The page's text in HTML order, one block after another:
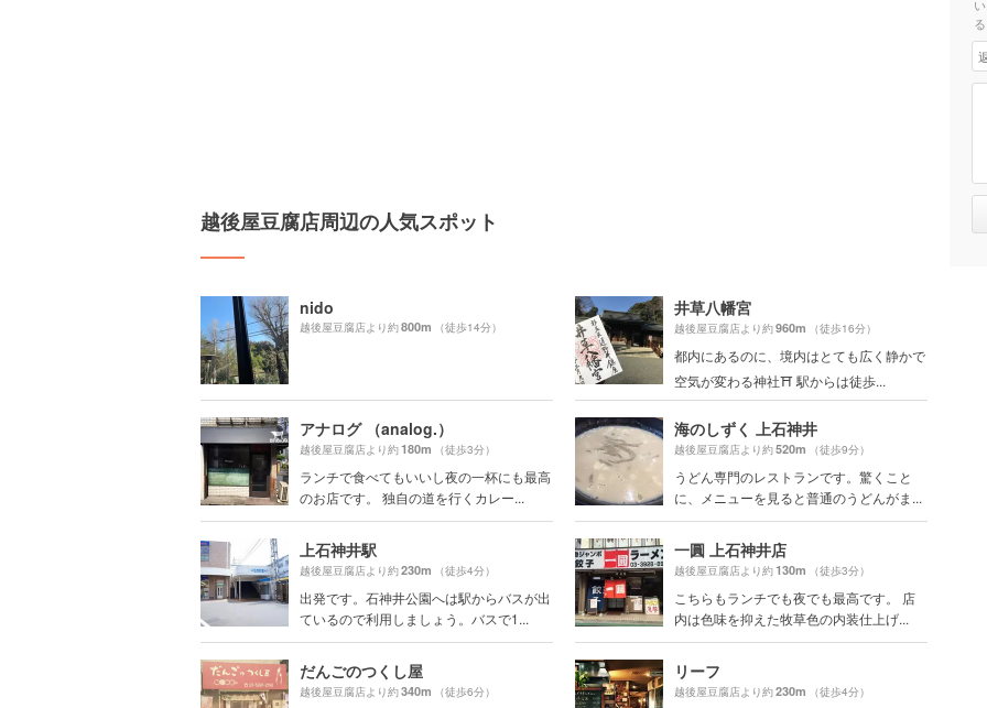
越後屋豆腐店周辺の人気スポット
nido
越後屋豆腐店より約800m （徒歩14分）
井草八幡宮
越後屋豆腐店より約960m （徒歩16分）
都内にあるのに、境内はとても広く静かで
空気が変わる神社⛩ 駅からは徒歩...
アナログ （analog.）
越後屋豆腐店より約180m （徒歩3分）
ランチで食べてもいいし夜の一杯にも最高
のお店です。 独自の道を行くカレー...
海のしずく 上石神井
越後屋豆腐店より約520m （徒歩9分）
うどん専門のレストランです。驚くこと
に、メニューを見ると普通のうどんがま...
上石神井駅
越後屋豆腐店より約230m （徒歩4分）
出発です。石神井公園へは駅からバスが出
ているので利用しましょう。バスで1...
一圓 上石神井店
越後屋豆腐店より約130m （徒歩3分）
こちらもランチでも夜でも最高です。 店
内は色味を抑えた牧草色の内装仕上げ...
だんごのつくし屋
越後屋豆腐店より約340m （徒歩6分）
リーフ
越後屋豆腐店より約230m （徒歩4分）